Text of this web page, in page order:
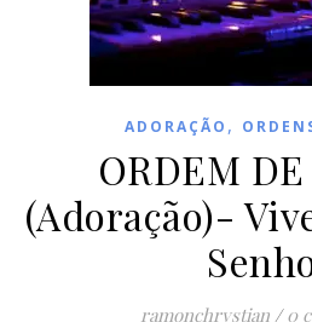
ADORAÇÃO ,
ORDEM
(Adoração)-
ramonchrystian / 0